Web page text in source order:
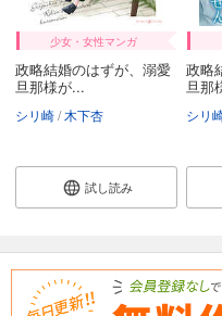
少女・女性マンガ
政略結婚のはずが、溺愛
旦那様が...
シリ崎 木下杏
試し読み
政略
旦那
シリ